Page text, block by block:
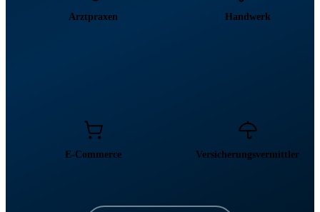
Arztpraxen Handwerk
E-Commerce Versicherungsvermittler